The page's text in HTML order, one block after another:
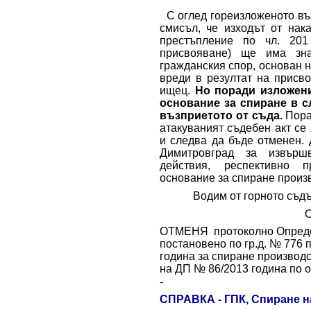
С оглед гореизложеното
смисъл, че изходът от
престъпление по чл.
присвояване) ще има
гражданския спор, основан
вреди в резултат на
ищец.
Но поради
основание за спиране в
възприетото от съда.
атакуваният съдебен акт
и следва да бъде
Димитровград за
действия, респективно
основание за спиране
Водим от горното
ОТМЕНЯ протоколно
постановено по гр.д. № 776
година за спиране
на ДП № 86/2013 година по
-
СПРАВКА - ГПК, Спиране